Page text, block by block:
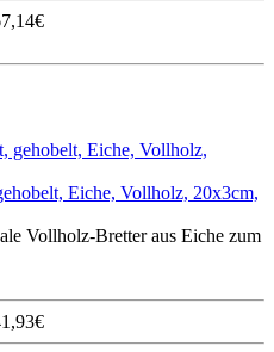
Eiche, Vollholz, 20x3cm,
Vollholz-Bretter aus Eiche zum